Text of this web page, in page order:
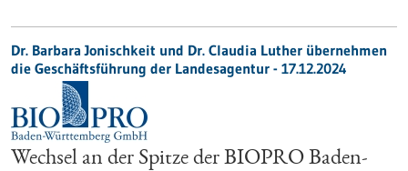
Dr. Barbara Jonischkeit und Dr. Claudia Luther übernehmen
die Geschäftsführung der Landesagentur - 17.12.2024
Wechsel an der Spitze der BIOPRO Baden-